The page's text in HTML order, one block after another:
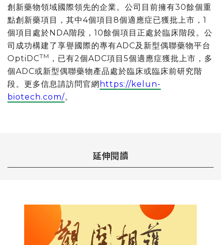
創新藥物領域國際領先的企業。公司目前擁有30餘個重
點創新藥項目，其中4個項目8個適應症已獲批上市，1
個項目處於NDA階段，10餘個項目正處於臨床階段。公
司成功構建了享譽國際的專有ADC及新型偶聯藥物平台
OptiDCTM ，已有2個ADC項目5個適應症獲批上市，多
個ADC或新型偶聯藥物產品處於臨床或臨床前研究階
段。更多信息請訪問官網 https://kelun-
biotech.com/。
延伸閱讀